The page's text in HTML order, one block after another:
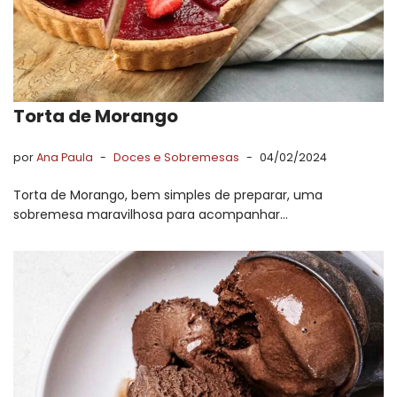
Torta de Morango
porAna Paula Doces e Sobremesas 04/02/2024
Torta de Morango, bem simples de preparar, uma
sobremesa maravilhosa para acompanhar…